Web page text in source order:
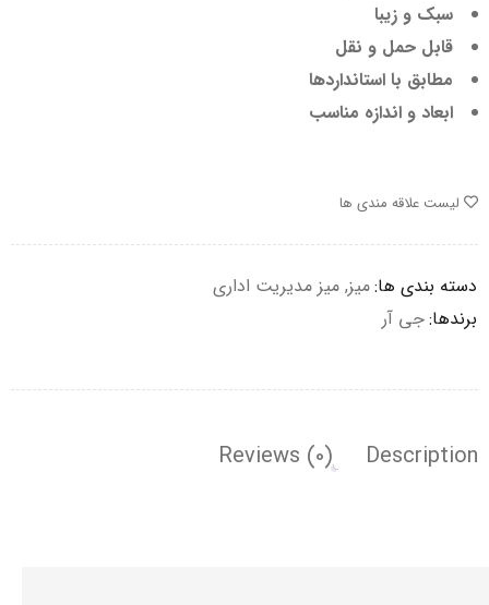
سبک و زیبا
قابل حمل و نقل
مطابق با استانداردها
ابعاد و اندازه مناسب
لیست علاقه مندی ها
دسته بندی ها:میز, میز مدیریت اداری
برندها:جی آر
Description
Reviews (0)